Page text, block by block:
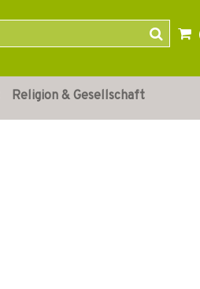
Religion & Gesellschaft